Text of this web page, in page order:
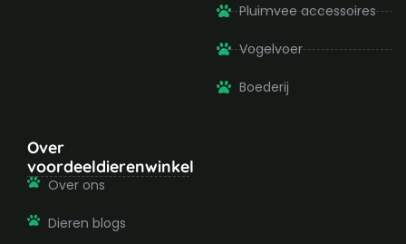
Pluimvee accessoires
Vogelvoer
Boederij
Over
voordeeldierenwinkel
Over ons
Dieren blogs